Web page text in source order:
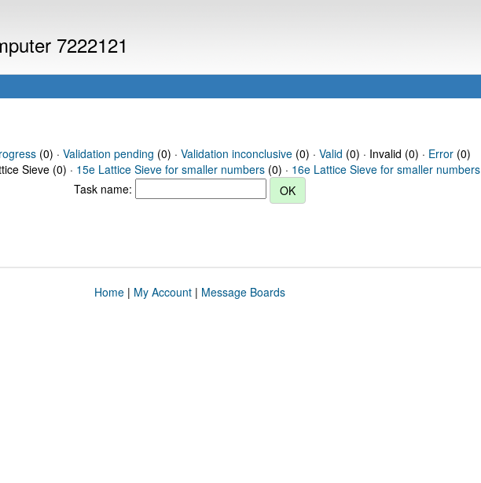
7222121
(0) · Validation pending (0) · Validation inconclusive(0) · Valid (0) · Invalid (0) · Error(0)
Sieve (0) · 15e Lattice Sieve for smaller numbers (0) · 16e Lattice Sieve for smaller numbers
Task name:
Home| My Account| Message Boards